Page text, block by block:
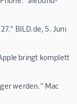
BILD.de, 5. Juni
bringt komplett
werden." Mac